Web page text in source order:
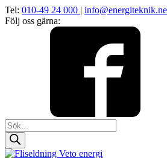
Tel: 010-49 24 000 |
Följ oss gärna:
Products
search